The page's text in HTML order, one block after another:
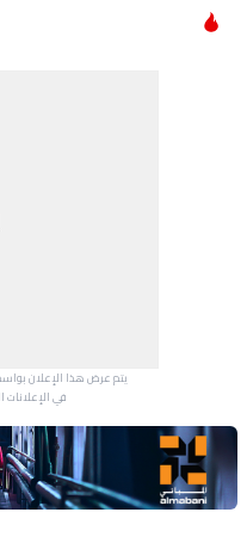
في
Advertisement Section